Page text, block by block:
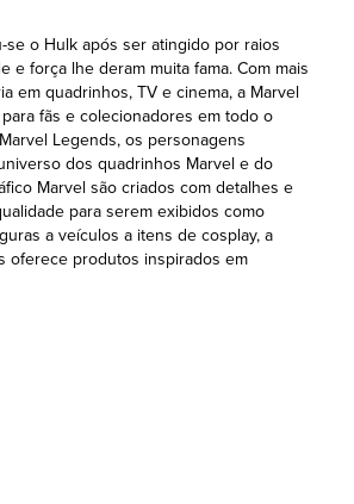
se o Hulk após ser atingido por raios
e força lhe deram muita fama. Com mais
em quadrinhos, TV e cinema, a Marvel
fãs e colecionadores em todo o
Legends, os personagens
dos quadrinhos Marvel e do
Marvel são criados com detalhes e
para serem exibidos como
a veículos a itens de cosplay, a
oferece produtos inspirados em